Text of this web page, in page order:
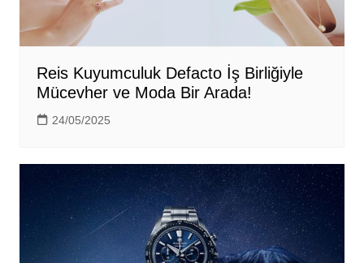
Reis Kuyumculuk Defacto İş Birliğiyle
Mücevher ve Moda Bir Arada!
24/05/2025